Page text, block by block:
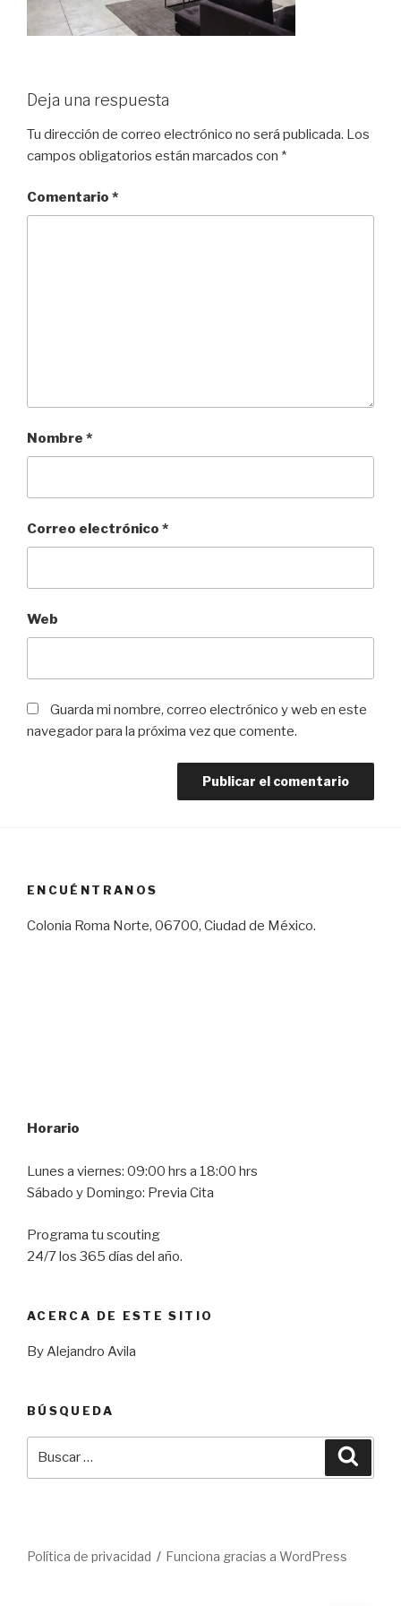
Deja una respuesta
Tu dirección de correo electrónico no será publicada. Los
campos obligatorios están marcados con *
Comentario *
Nombre *
Correo electrónico *
Web
Guarda mi nombre, correo electrónico y web en este
navegador para la próxima vez que comente.
ENCUÉNTRANOS
Colonia Roma Norte, 06700, Ciudad de México.
Horario
Lunes a viernes: 09:00 hrs a 18:00 hrs
Sábado y Domingo: Previa Cita
Programa tu scouting
24/7 los 365 días del año.
ACERCA DE ESTE SITIO
By Alejandro Avila
BÚSQUEDA
Política de privacidad Funciona gracias a WordPress